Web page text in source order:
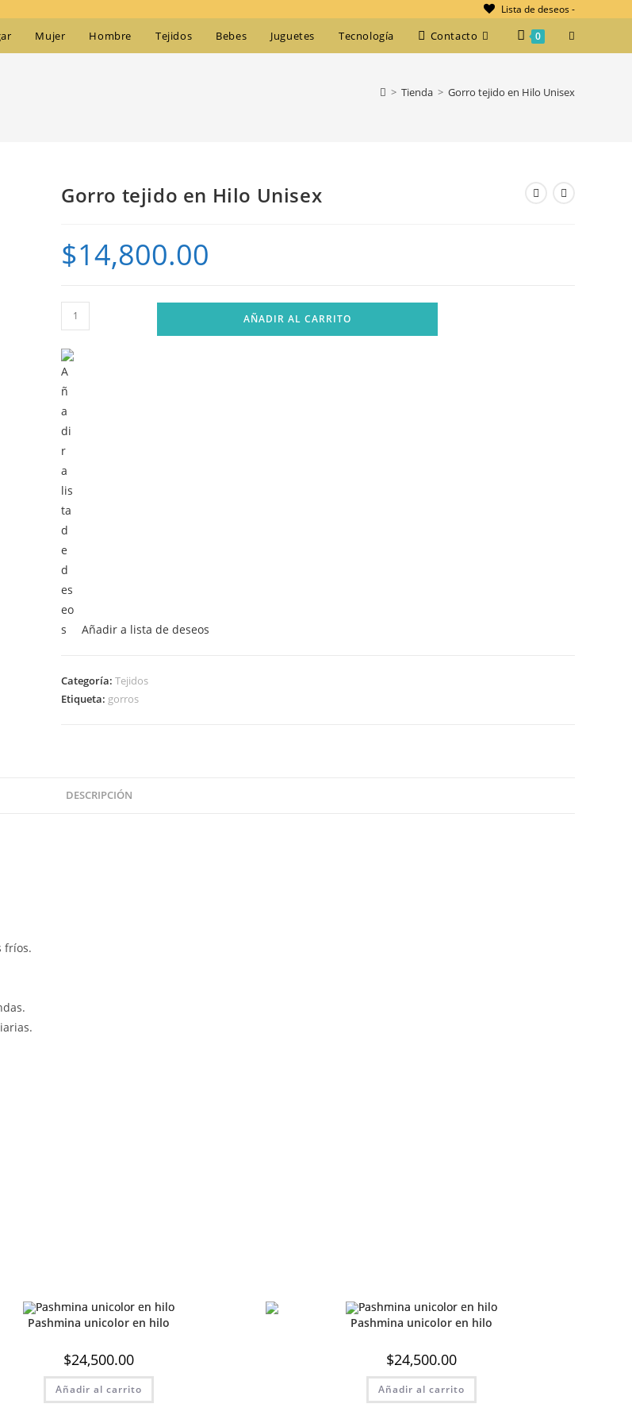
Lista de deseos -
Mujer Hombre Tejidos Bebes Juguetes Tecnología Contacto 0 Alternar
> Tienda > Gorro tejido en Hilo Unisex
Gorro tejido en Hilo Unisex
$14,800.00
Gorro
tejido
en
Hilo
Unisex
cantidad
AÑADIR AL CARRITO
Añadir a lista de deseos
Categoría: Tejidos
Etiqueta: gorros
DESCRIPCIÓN
fríos.
Pashmina unicolor en hilo
$24,500.00
Añadir al carrito
Pashmina unicolor en hilo
$24,500.00
Añadir al carrito